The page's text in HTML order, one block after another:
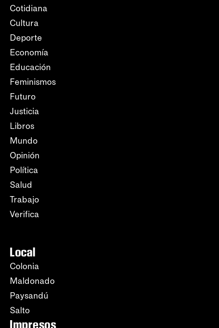
Cotidiana
Cultura
Deporte
Economía
Educación
Feminismos
Futuro
Justicia
Libros
Mundo
Opinión
Política
Salud
Trabajo
Verifica
Local
Colonia
Maldonado
Paysandú
Salto
Impresos